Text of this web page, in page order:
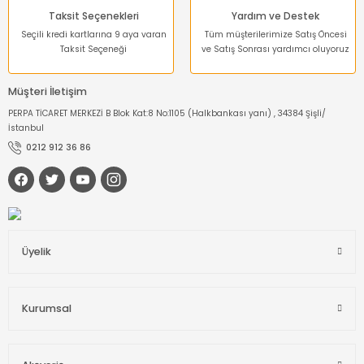
Taksit Seçenekleri
Seçili kredi kartlarına 9 aya varan
Taksit Seçeneği
Yardım ve Destek
Tüm müşterilerimize Satış Öncesi
ve Satış Sonrası yardımcı oluyoruz
Müşteri İletişim
PERPA TİCARET MERKEZİ B Blok Kat:8 No:1105 (Halkbankası yanı) , 34384 Şişli/
İstanbul
0212 912 36 86
Üyelik
Kurumsal